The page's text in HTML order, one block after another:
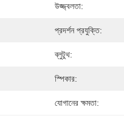
উজ্জ্বলতা:
প্রদর্শন প্রযুক্তি:
ব্লুটুথ:
স্পিকার:
যোগানের ক্ষমতা: